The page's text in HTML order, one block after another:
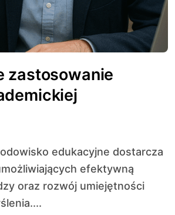
zastosowanie
efektywną
oraz rozwój umiejętności